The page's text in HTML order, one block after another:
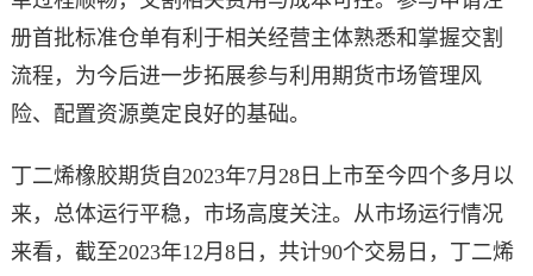
册首批标准仓单有利于相关经营主体熟悉和掌握交割
流程，为今后进一步拓展参与利用期货市场管理风
险、配置资源奠定良好的基础。
丁二烯橡胶期货自2023年7月28日上市至今四个多月以
来，总体运行平稳，市场高度关注。从市场运行情况
来看，截至2023年12月8日，共计90个交易日，丁二烯